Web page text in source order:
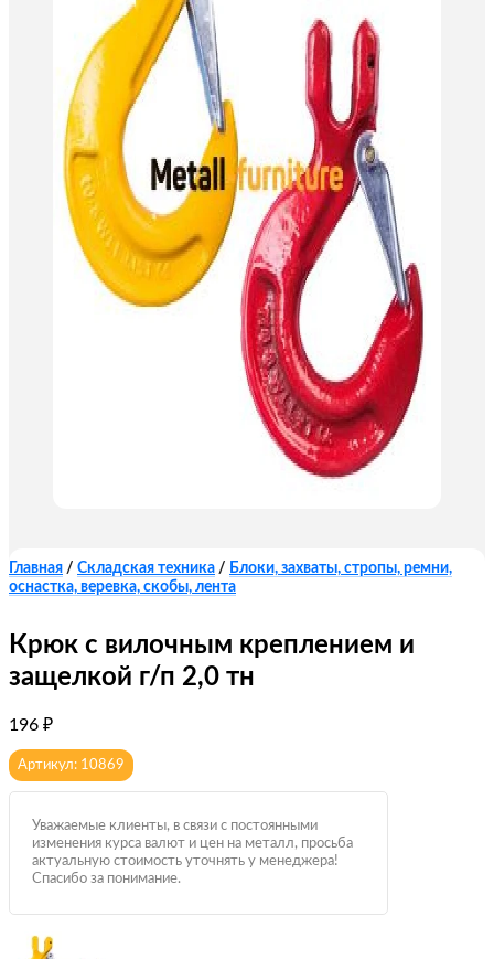
Главная / Складская техника / Блоки, захваты, стропы, ремни,
оснастка, веревка, скобы, лента
Крюк с вилочным креплением и
защелкой г/п 2,0 тн
196 ₽
Артикул: 10869
Уважаемые клиенты, в связи с постоянными
изменения курса валют и цен на металл, просьба
актуальную стоимость уточнять у менеджера!
Спасибо за понимание.